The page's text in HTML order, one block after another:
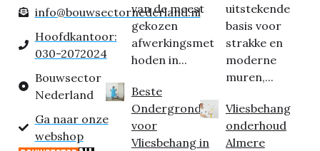
info@bouwsectornederland.nl
Hoofdkantoor:
030-2072024
Bouwsector
Nederland
Ga naar onze
webshop
van de meest
gekozen
afwerkingsmet
hoden in...
Beste
Ondergrond
voor
Vliesbehang in
uitstekende
basis voor
strakke en
moderne
muren,...
Vliesbehang
onderhoud
Almere